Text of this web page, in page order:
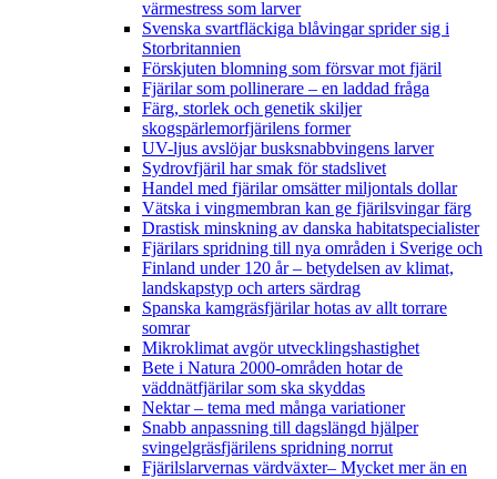
värmestress som larver
Svenska svartfläckiga blåvingar sprider sig i
Storbritannien
Förskjuten blomning som försvar mot fjäril
Fjärilar som pollinerare – en laddad fråga
Färg, storlek och genetik skiljer
skogspärlemorfjärilens former
UV-ljus avslöjar busksnabbvingens larver
Sydrovfjäril har smak för stadslivet
Handel med fjärilar omsätter miljontals dollar
Vätska i vingmembran kan ge fjärilsvingar färg
Drastisk minskning av danska habitatspecialister
Fjärilars spridning till nya områden i Sverige och
Finland under 120 år– betydelsen av klimat,
landskapstyp och arters särdrag
Spanska kamgräsfjärilar hotas av allt torrare
somrar
Mikroklimat avgör utvecklingshastighet
Bete i Natura 2000-områden hotar de
väddnätfjärilar som ska skyddas
Nektar – tema med många variationer
Snabb anpassning till dagslängd hjälper
svingelgräsfjärilens spridning norrut
Fjärilslarvernas värdväxter– Mycket mer än en